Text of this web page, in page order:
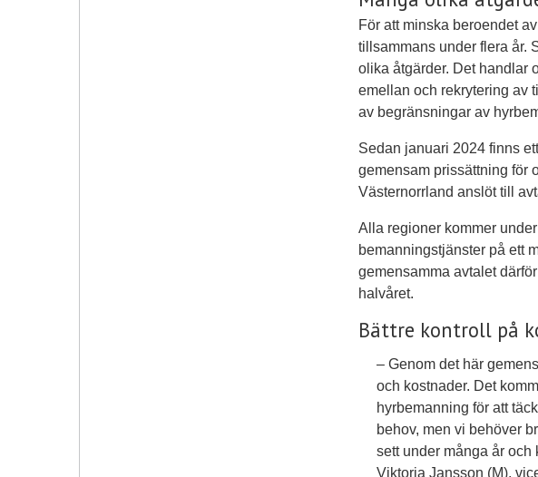
För att minska beroendet
tillsammans under flera år.
olika åtgärder. Det handlar
emellan och rekrytering av
av begränsningar av
Sedan januari 2024 finns
gemensam prissättning för
Västernorrland anslöt till
Alla regioner kommer
bemanningstjänster på ett
gemensamma avtalet
halvåret.
Bättre kontroll på
– Genom det här
och kostnader. Det
hyrbemanning för att
behov, men vi behöver
sett under många år och
Viktoria Jansson (M),